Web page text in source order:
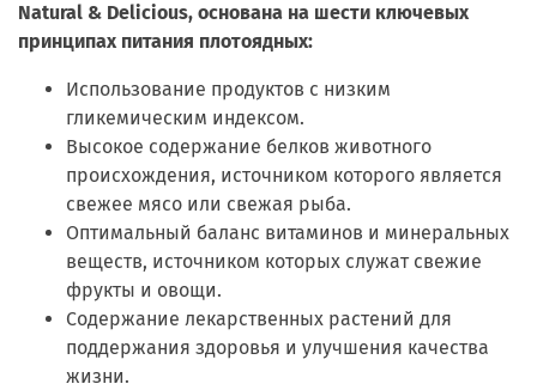
Natural & Delicious, основана на шести ключевых
принципах питания плотоядных:
Использование продуктов с низким
гликемическим индексом.
Высокое содержание белков животного
происхождения, источником которого является
свежее мясо или свежая рыба.
Оптимальный баланс витаминов и минеральных
веществ, источником которых служат свежие
фрукты и овощи.
Содержание лекарственных растений для
поддержания здоровья и улучшения качества
жизни.